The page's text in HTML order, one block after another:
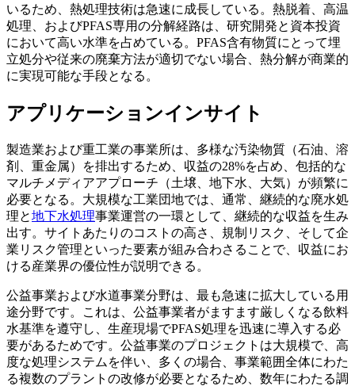
いるため、熱処理技術は急速に成長している。熱脱着、高温
処理、およびPFAS専用の分解経路は、研究開発と資本投資
において高い水準を占めている。PFAS含有物質にとって埋
立処分や従来の廃棄方法が適切でない場合、熱分解が商業的
に実現可能な手段となる。
アプリケーションインサイト
製造業および重工業の事業所は、多様な汚染物質（石油、溶
剤、重金属）を排出するため、収益の28%を占め、包括的な
マルチメディアアプローチ（土壌、地下水、大気）が頻繁に
必要となる。大規模な工業団地では、通常、継続的な廃水処
理と地下水処理事業運営の一環として、継続的な収益を生み
出す。サイトあたりのコストの高さ、規制リスク、そして企
業リスク管理といった要素が組み合わさることで、収益にお
ける産業界の優位性が説明できる。
公益事業および水道事業分野は、最も急速に拡大している用
途分野です。これは、公益事業者がますます厳しくなる飲料
水基準を遵守し、生産現場でPFAS処理を迅速に導入する必
要があるためです。公益事業のプロジェクトは大規模で、高
度な処理システムを伴い、多くの場合、事業範囲全体にわた
る複数のプラントの改修が必要となるため、数年にわたる調